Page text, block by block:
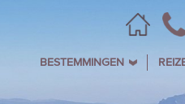
BESTEMMINGEN